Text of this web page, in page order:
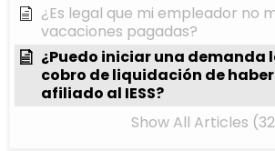
¿Es legal que mi empleador no
vacaciones pagadas?
¿Puedo iniciar una demanda
cobro de liquidación de
afiliado al IESS?
Show All Articles